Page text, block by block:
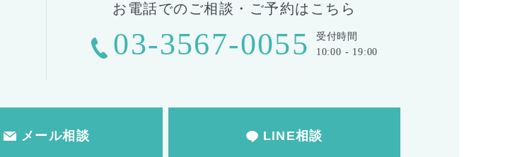
お電話でのご相談・ご予約はこちら
03-3567-0055
受付時間
10:00 - 19:00
メール相談 LINE相談